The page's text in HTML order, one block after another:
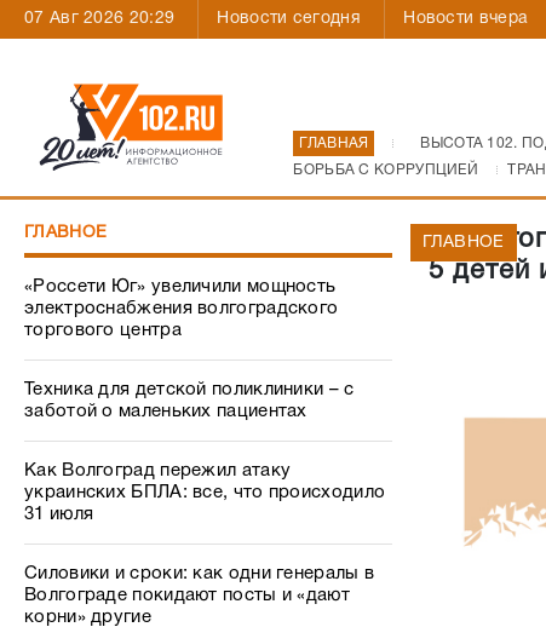
07 Авг 2026 20:29 Новости сегодня Новости вчера
ГЛАВНАЯ ВЫСОТА 102.
БОРЬБА С КОРРУПЦИЕЙ
ГЛАВНОЕ
«Россети Юг» увеличили мощность
электроснабжения волгоградского
торгового центра
Техника для детской поликлиники – с
заботой о маленьких пациентах
Как Волгоград пережил атаку
украинских БПЛА: все, что происходило
31 июля
Силовики и сроки: как одни генералы в
Волгограде покидают посты и «дают
корни» другие
В
5 детей
ГЛАВНОЕ